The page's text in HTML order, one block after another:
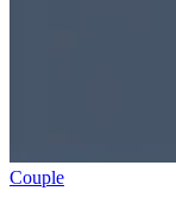
Couple